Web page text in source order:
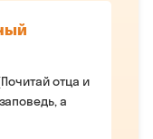
отца и
а